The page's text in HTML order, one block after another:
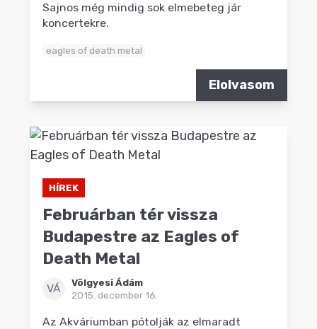
Sajnos még mindig sok elmebeteg jár
koncertekre.
eagles of death metal
Elolvasom
HÍREK
Februárban tér vissza
Budapestre az Eagles of
Death Metal
VÁ
Völgyesi Ádám
2015. december 16.
Az Akváriumban pótolják az elmaradt